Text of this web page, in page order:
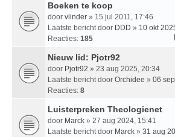
Boeken te koop
door vlinder » 15 jul 2011, 17:46
Laatste bericht door DDD » 10 okt
Reacties: 185
Nieuw lid: Pjotr92
door Pjotr92 » 23 aug 2025, 20:34
Laatste bericht door Orchidee » 06
Reacties: 8
Luisterpreken Theologienet
door Marck » 27 aug 2024, 15:41
Laatste bericht door Marck » 31 aug